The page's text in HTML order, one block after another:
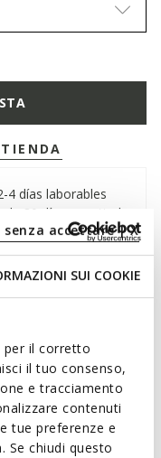
SUI COOKIE
per il corretto
il tuo consenso,
e tracciamento
contenuti
tue preferenze e
Se chiudi questo
senza accettare | X
4 días laborables
de 30 días a partir de
y
con una empella
cómodas y
para looks